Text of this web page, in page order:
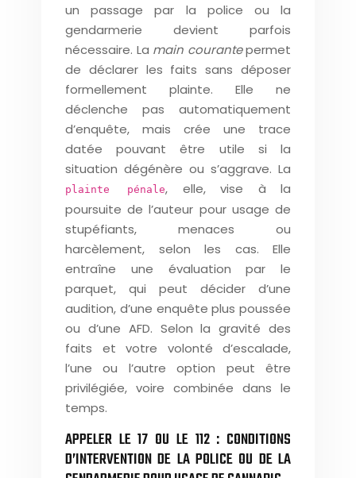
un passage par la police ou la
gendarmerie devient parfois
nécessaire. La main courantepermet
de déclarer les faits sans déposer
formellement plainte. Elle ne
déclenche pas automatiquement
d’enquête, mais crée une trace
datée pouvant être utile si la
situation dégénère ou s’aggrave. La
plainte pénale, elle, vise à la
poursuite de l’auteur pour usage de
stupéfiants, menaces ou
harcèlement, selon les cas. Elle
entraîne une évaluation par le
parquet, qui peut décider d’une
audition, d’une enquête plus poussée
ou d’une AFD. Selon la gravité des
faits et votre volonté d’escalade,
l’une ou l’autre option peut être
privilégiée, voire combinée dans le
temps.
APPELER LE 17 OU LE 112 : CONDITIONS
D’INTERVENTION DE LA POLICE OU DE LA